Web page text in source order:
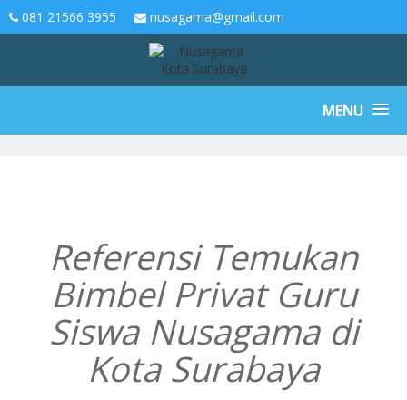
081 21566 3955 nusagama@gmail.com
MENU
Referensi Temukan
Bimbel Privat Guru
Siswa Nusagama di
Kota Surabaya